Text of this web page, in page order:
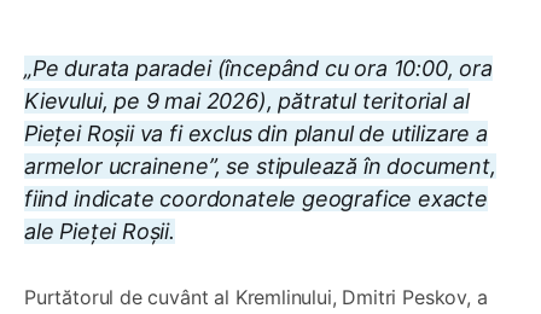
„Pe durata paradei (începând cu ora 10:00, ora
Kievului, pe 9 mai 2026), pătratul teritorial al
Pieței Roșii va fi exclus din planul de utilizare a
armelor ucrainene”, se stipulează în document,
fiind indicate coordonatele geografice exacte
ale Pieței Roșii.
Purtătorul de cuvânt al Kremlinului, Dmitri Peskov, a